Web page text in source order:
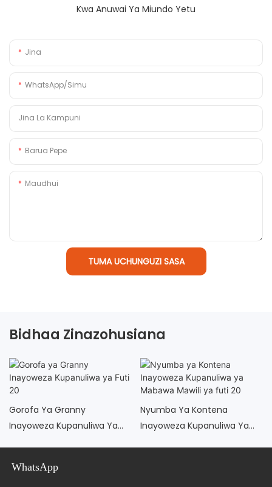
Kwa Anuwai Ya Miundo Yetu
Jina
WhatsApp/Simu
Jina La Kampuni
Barua Pepe
Maudhui
TUMA UCHUNGUZI SASA
Bidhaa Zinazohusiana
Gorofa Ya Granny
Inayoweza Kupanuliwa Ya
Nyumba Ya Kontena
Inayoweza Kupanuliwa Ya
WhatsApp